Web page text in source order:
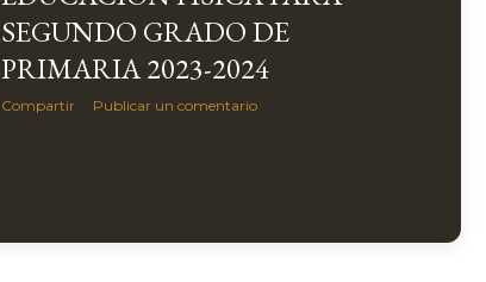
SEGUNDO GRADO DE
PRIMARIA 2023-2024
Compartir Publicar un comentario